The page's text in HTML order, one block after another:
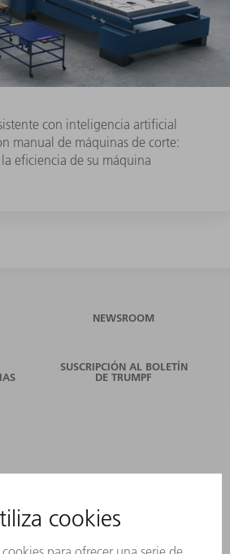
con inteligencia artificial
manual de máquinas de corte:
eficiencia de su máquina
NEWSROOM
SUSCRIPCIÓN AL BOLETÍN
DE TRUMPF
INFORMATIVO